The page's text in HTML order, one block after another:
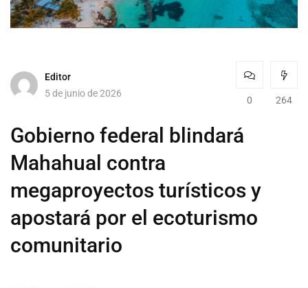
Editor
5 de junio de 2026
0 264
Gobierno federal blindará
Mahahual contra
megaproyectos turísticos y
apostará por el ecoturismo
comunitario